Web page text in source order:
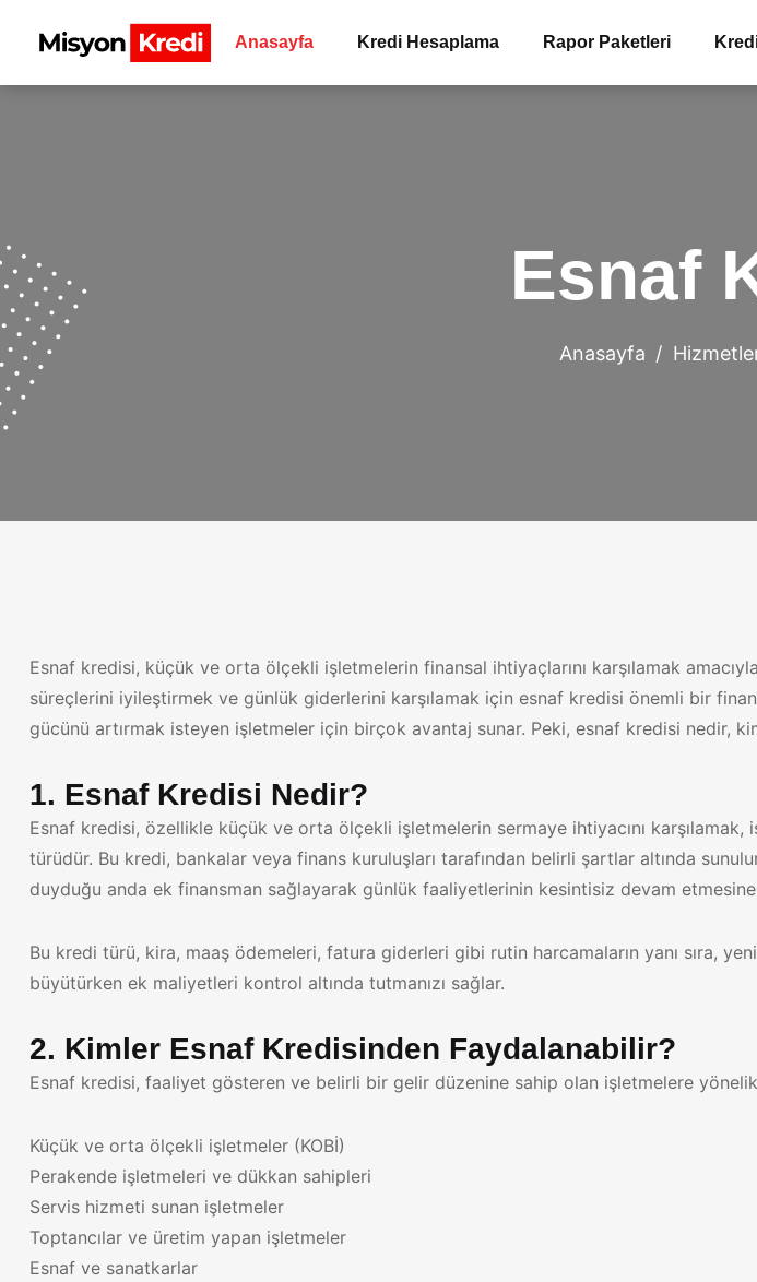
Anasayfa Kredi Hesaplama Rapor Paketleri
Esnaf
Anasayfa
Esnaf kredisi, küçük ve orta ölçekli işletmelerin finansal ihtiyaçlarını karşılamak
süreçlerini iyileştirmek ve günlük giderlerini karşılamak için esnaf kredisi önemli bir
gücünü artırmak isteyen işletmeler için birçok avantaj sunar. Peki, esnaf kredisi nedir,
1. Esnaf Kredisi Nedir?
Esnaf kredisi, özellikle küçük ve orta ölçekli işletmelerin sermaye ihtiyacını
türüdür. Bu kredi, bankalar veya finans kuruluşları tarafından belirli şartlar altında
duyduğu anda ek finansman sağlayarak günlük faaliyetlerinin kesintisiz devam etmesine
Bu kredi türü, kira, maaş ödemeleri, fatura giderleri gibi rutin harcamaların yanı sıra,
büyütürken ek maliyetleri kontrol altında tutmanızı sağlar.
2. Kimler Esnaf Kredisinden Faydalanabilir?
Esnaf kredisi, faaliyet gösteren ve belirli bir gelir düzenine sahip olan işletmelere yönelik
Küçük ve orta ölçekli işletmeler (KOBİ)
Perakende işletmeleri ve dükkan sahipleri
Servis hizmeti sunan işletmeler
Toptancılar ve üretim yapan işletmeler
Esnaf ve sanatkarlar